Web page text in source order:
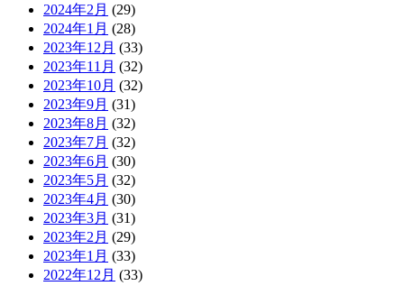
2024年2月 (29)
2024年1月 (28)
2023年12月 (33)
2023年11月 (32)
2023年10月 (32)
2023年9月 (31)
2023年8月 (32)
2023年7月 (32)
2023年6月 (30)
2023年5月 (32)
2023年4月 (30)
2023年3月 (31)
2023年2月 (29)
2023年1月 (33)
2022年12月 (33)